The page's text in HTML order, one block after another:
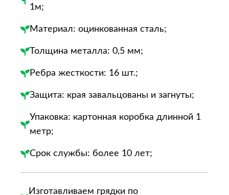
1м;
Материал: оцинкованная сталь;
Толщина металла: 0,5 мм;
Ребра жесткости: 16​ шт.;
Защита: края завальцованы и загнуты​;
Упаковка: картонная коробка длинной 1
метр;
Срок службы: более 10 лет;
Изготавливаем грядки по